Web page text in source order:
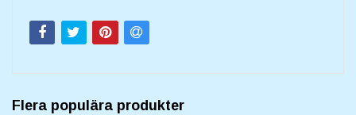
Flera populära produkter